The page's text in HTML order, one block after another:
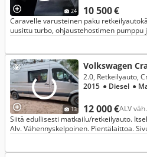
24 10 500 €
Caravelle varusteinen paku
uusittu turbo, ohjaustehostimen pumppu
13
Volkswagen
12 000 €ALV
2.0, Retkeilyauto,
2015 ● Diesel ●
Siitä edullisesti matkailu/retkeilyauto.
Alv. Vähennyskelpoinen. Pientälaittoa.